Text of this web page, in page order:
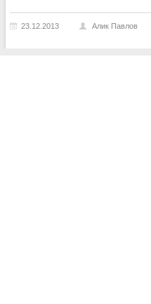
23.12.2013 Алик Павлов